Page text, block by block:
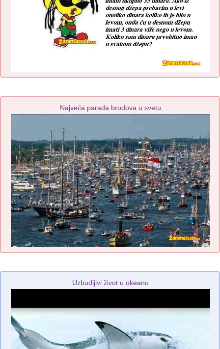
Najveća parada brodova u svetu
Uzbudljivi život u okeanu